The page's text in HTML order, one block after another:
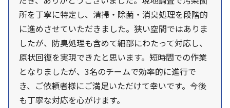
所を丁寧に特定し、清掃・除菌・消臭処理を段階的
に進めさせていただきました。狭い空間ではありま
したが、防臭処理も含めて細部にわたって対応し、
原状回復を実現できたと思います。短時間での作業
となりましたが、3名のチームで効率的に進行で
き、ご依頼者様にご満足いただけて幸いです。今後
も丁寧な対応を心がけます。